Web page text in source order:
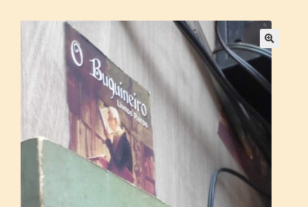
CONTATO